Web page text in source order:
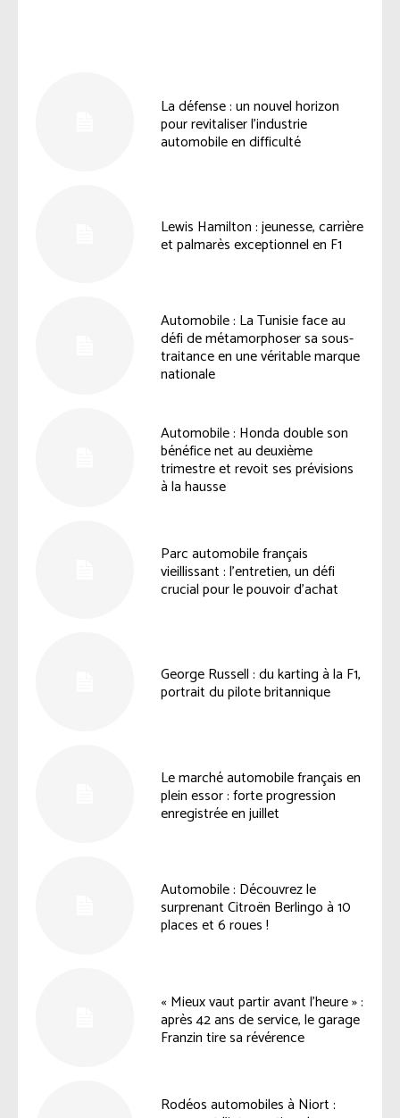
La défense : un nouvel horizon
pour revitaliser l’industrie
automobile en difficulté
Lewis Hamilton : jeunesse, carrière
et palmarès exceptionnel en F1
Automobile : La Tunisie face au
défi de métamorphoser sa sous-
traitance en une véritable marque
nationale
Automobile : Honda double son
bénéfice net au deuxième
trimestre et revoit ses prévisions
à la hausse
Parc automobile français
vieillissant : l’entretien, un défi
crucial pour le pouvoir d’achat
George Russell : du karting à la F1,
portrait du pilote britannique
Le marché automobile français en
plein essor : forte progression
enregistrée en juillet
Automobile : Découvrez le
surprenant Citroën Berlingo à 10
places et 6 roues !
« Mieux vaut partir avant l’heure » :
après 42 ans de service, le garage
Franzin tire sa révérence
Rodéos automobiles à Niort :